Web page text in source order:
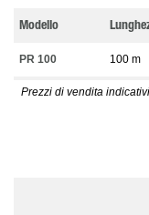
Modello
PR 100 100 m
Prezzi di vendita